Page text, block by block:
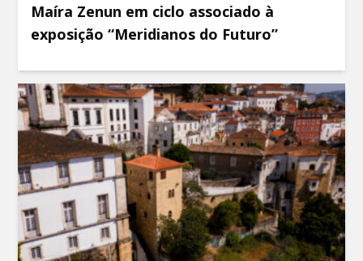
Maíra Zenun em ciclo associado à
exposição “Meridianos do Futuro”